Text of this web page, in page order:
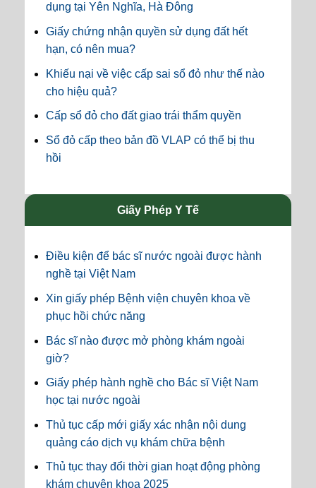
dụng tại Yên Nghĩa, Hà Đông
Giấy chứng nhận quyền sử dụng đất hết
hạn, có nên mua?
Khiếu nại về việc cấp sai sổ đỏ như thế nào
cho hiệu quả?
Cấp sổ đỏ cho đất giao trái thẩm quyền
Sổ đỏ cấp theo bản đồ VLAP có thể bị thu
hồi
Giấy Phép Y Tế
Điều kiện để bác sĩ nước ngoài được hành
nghề tại Việt Nam
Xin giấy phép Bệnh viện chuyên khoa về
phục hồi chức năng
Bác sĩ nào được mở phòng khám ngoài
giờ?
Giấy phép hành nghề cho Bác sĩ Việt Nam
học tại nước ngoài
Thủ tục cấp mới giấy xác nhận nội dung
quảng cáo dịch vụ khám chữa bệnh
Thủ tục thay đổi thời gian hoạt động phòng
khám chuyên khoa 2025